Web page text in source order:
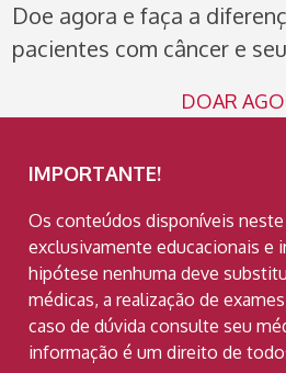
Doe agora e faça a
pacientes com câncer e
DOAR
IMPORTANTE!
Os conteúdos disponíveis
exclusivamente educacionais e
hipótese nenhuma deve
médicas, a realização de
caso de dúvida consulte seu
informação é um direito de